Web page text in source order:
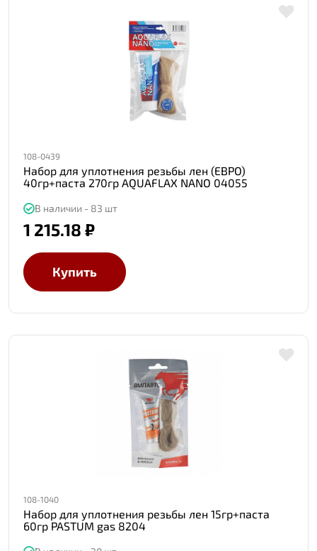
108-0439
Набор для уплотнения резьбы лен (ЕВРО)
40гр+паста 270гр AQUAFLAX NANO 04055
В наличии - 83 шт
1 215.18 ₽
Купить
108-1040
Набор для уплотнения резьбы лен 15гр+паста
60гр PASTUM gas 8204